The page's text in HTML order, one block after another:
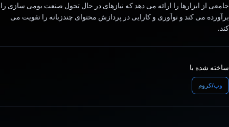
جامعی از ابزارها را ارائه می دهد که نیازهای در حال تحول صنعت بومی سازی را
برآورده می کند و نوآوری و کارایی در پردازش محتوای چندزبانه را تقویت می
کند.
ساخته شده با
وب/کروم